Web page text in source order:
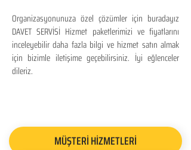
Organizasyonunuza özel çözümler için buradayız
DAVET SERVİSİ Hizmet paketlerimizi ve fiyatlarını
inceleyebilir daha fazla bilgi ve hizmet satın almak
için bizimle iletişime geçebilirsiniz. İyi eğlenceler
dileriz.
MÜŞTERİ HİZMETLERİ